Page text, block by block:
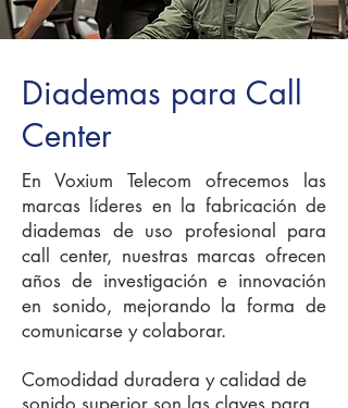
Diademas para Call
Center
En Voxium Telecom ofrecemos las
marcas líderes en la fabricación de
diademas de uso profesional para
call center, nuestras marcas ofrecen
años de investigación e innovación
en sonido, mejorando la forma de
comunicarse y colaborar.
Comodidad duradera y calidad de